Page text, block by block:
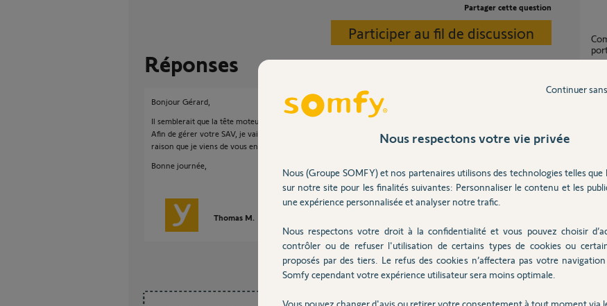
Partager cette question
Participer au fil de discussion
Réponses
Bonjour Gérard,
Il semblerait que la tête moteur de votre motorisation de porte de garage soit défectueuse.
Afin de gérer votre SAV, je vais avoir besoin d'informations personnelles. C'est pour cette
raison que je viens de vous envoyer un mail pour continuer votre dépannage en privé.
Bonne journée,
Thomas M.
Compatibilité alarme protection 75 et moteur
Branchement récepteur io sur moteur porte
Comment brancher un Recepteur RTS sur
Nous respectons votre vie privée
Nous (Groupe SOMFY) et nos partenaires utilisons des technologies telles que
sur notre site pour les finalités suivantes: Personnaliser le contenu et les
une expérience personnalisée et analyser notre trafic.
Nous respectons votre droit à la confidentialité et vous pouvez choisir
contrôler ou de refuser l'utilisation de certains types de cookies ou
proposés par des tiers. Le refus des cookies n’affectera pas votre
Somfy cependant votre expérience utilisateur sera moins optimale.
Vous pouvez changer d'avis ou retirer votre consentement à tout moment via
Continuer